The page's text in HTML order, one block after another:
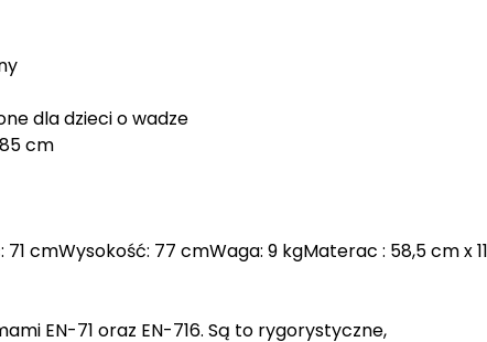
dla dzieci o wadze
cm
71 cmWysokość: 77 cmWaga: 9 kgMaterac : 58,5 cm x
EN-71 oraz EN-716. Są to rygorystyczne,